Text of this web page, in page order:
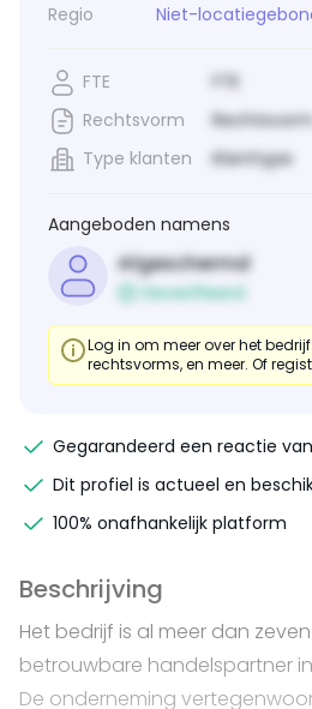
Regio
Niet-
FTE
FTE
Rechtsvorm
Rechtsvorm
Type klanten
Klanttype
Aangeboden namens
Afgeschermd
Geverifieerd
Log in om meer over het bedrijf
rechtsvorms, en meer. Of
Gegarandeerd een reactie
Dit profiel is actueel en
100% onafhankelijk platform
Beschrijving
Het bedrijf is al meer dan
betrouwbare handelspartner
De onderneming